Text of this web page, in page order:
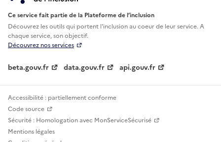
Ce service fait partie de la Plateforme de l’inclusion
Découvrez les outils qui portent l'inclusion aucoeur de leur service. A
chaque service, son objectif.
Découvrez nos services
beta.gouv.fr data.gouv.fr api.gouv.fr
Accessibilité : partiellement conforme
Code source
Sécurité : Homologation avec MonServiceSécurisé
Mentions légales